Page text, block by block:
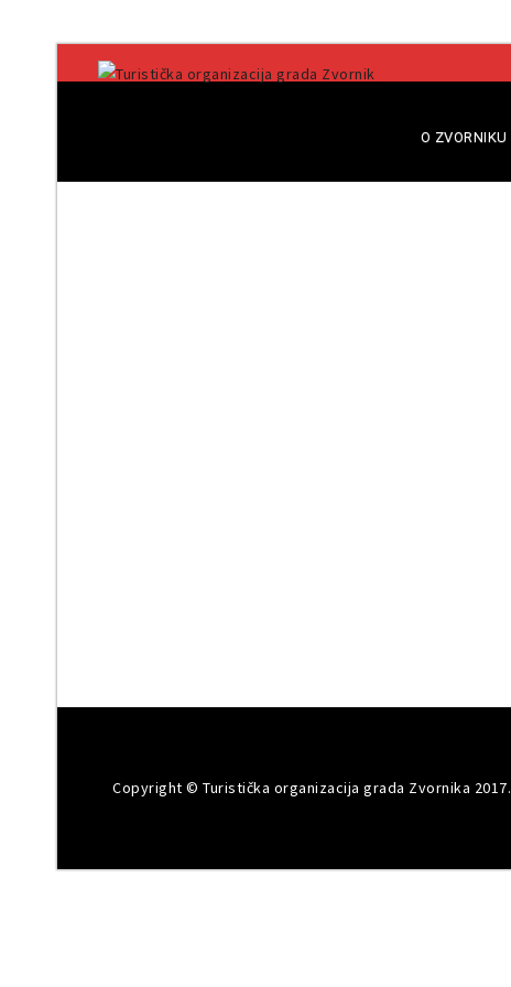
O ZVORNIKU
Copyright © Turistička organizacija grada Zvornika 2017.